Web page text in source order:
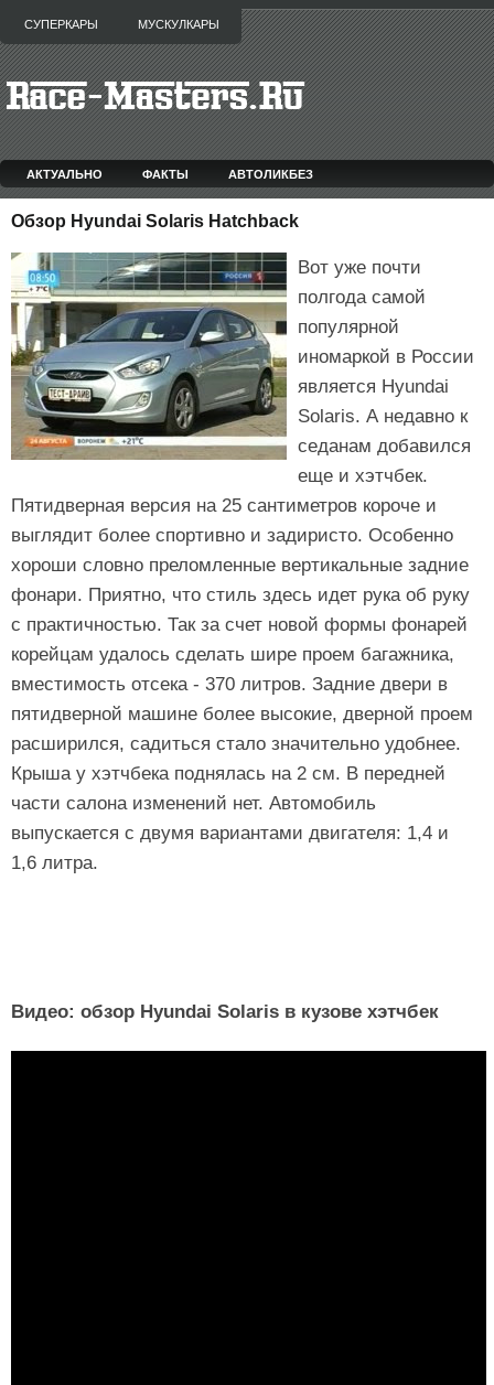
СУПЕРКАРЫ МУСКУЛКАРЫ
АКТУАЛЬНО ФАКТЫ АВТОЛИКБЕЗ
Обзор Hyundai Solaris Hatchback
Вот уже почти
полгода самой
популярной
иномаркой в России
является Hyundai
Solaris. А недавно к
седанам добавился
еще и хэтчбек.
Пятидверная версия на 25 сантиметров короче и
выглядит более спортивно и задиристо. Особенно
хороши словно преломленные вертикальные задние
фонари. Приятно, что стиль здесь идет рука об руку
с практичностью. Так за счет новой формы фонарей
корейцам удалось сделать шире проем багажника,
вместимость отсека - 370 литров. Задние двери в
пятидверной машине более высокие, дверной проем
расширился, садиться стало значительно удобнее.
Крыша у хэтчбека поднялась на 2 см. В передней
части салона изменений нет. Автомобиль
выпускается с двумя вариантами двигателя: 1,4 и
1,6 литра.
Видео: обзор Hyundai Solaris в кузове хэтчбек